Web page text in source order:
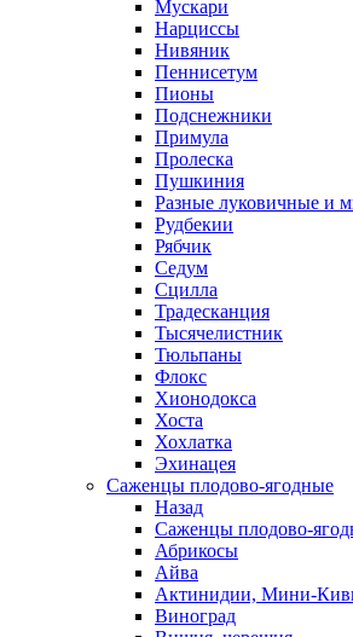
Мускари
Нарциссы
Нивяник
Пеннисетум
Пионы
Подснежники
Примула
Пролеска
Пушкиния
Разные луковичные и
Рудбекии
Рябчик
Седум
Сцилла
Традесканция
Тысячелистник
Тюльпаны
Флокс
Хионодокса
Хоста
Хохлатка
Эхинацея
Саженцы плодово-ягодные
Назад
Саженцы плодово-
Абрикосы
Айва
Актинидии, Мини-
Виноград